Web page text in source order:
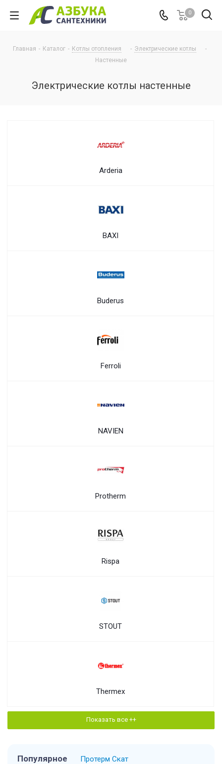
0
Главная - Каталог - Котлы отопления - Электрические котлы
-
Настенные
Электрические котлы настенные
Arderia
BAXI
Buderus
Ferroli
NAVIEN
Protherm
Rispa
STOUT
Thermex
Показать все ++
Популярное Протерм Скат